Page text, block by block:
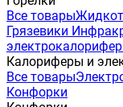
Все товары
Грязевики
Калориферы и
Все товары
Конфорки